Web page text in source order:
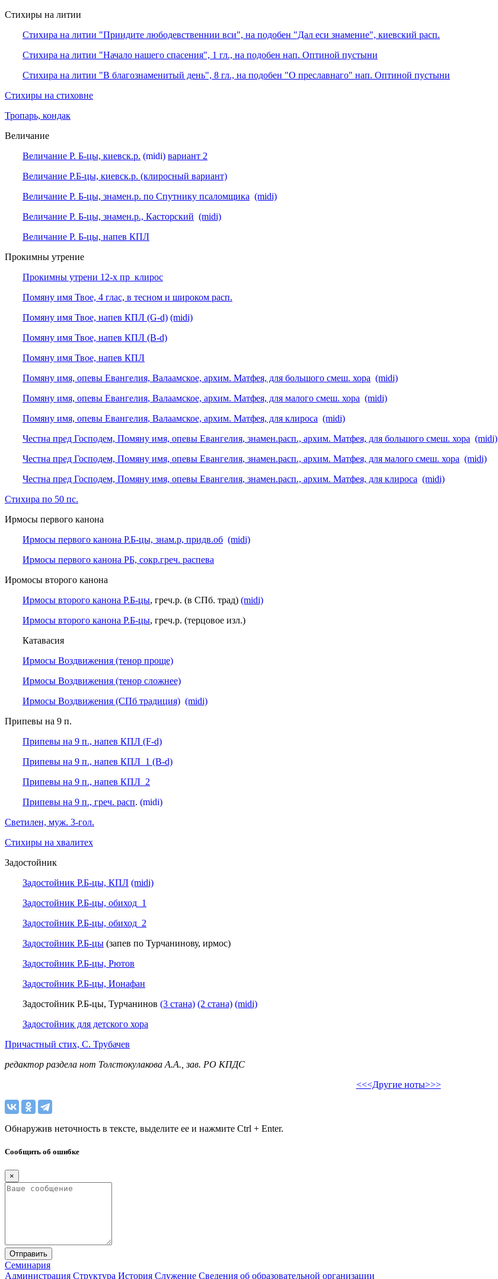
Стихиры на литии
Стихира на литии "Приидите любодевственнии вси", на подобен "Дал еси знамение", киевский расп.
Стихира на литии "Начало нашего спасения", 1 гл., на подобен нап. Оптиной пустыни
Стихира на литии "В благознаменитый день", 8 гл., на подобен "О преславнаго" нап. Оптиной пустыни
Стихиры на стиховне
Тропарь, кондак
Величание
Величание Р. Б-цы, киевск.р. (midi) вариант 2
Величание Р.Б-цы, киевск.р. (клиросный вариант)
Величание Р. Б-цы, знамен.р. по Спутнику псаломщика (midi)
Величание Р. Б-цы, знамен.р., Касторский (midi)
Величание Р. Б-цы, напев КПЛ
Прокимны утрение
Прокимны утрени 12-х пр_клирос
Помяну имя Твое, 4 глас, в тесном и широком расп.
Помяну имя Твое, напев КПЛ (G-d) (midi)
Помяну имя Твое, напев КПЛ (B-d)
Помяну имя Твое, напев КПЛ
Помяну имя, опевы Евангелия, Валаамское, архим. Матфея, для большого смеш. хора (midi)
Помяну имя, опевы Евангелия, Валаамское, архим. Матфея, для малого смеш. хора (midi)
Помяну имя, опевы Евангелия, Валаамское, архим. Матфея, для клироса (midi)
Честна пред Господем, Помяну имя, опевы Евангелия, знамен.расп., архим. Матфея, для большого смеш. хора (midi)
Честна пред Господем, Помяну имя, опевы Евангелия, знамен.расп., архим. Матфея, для малого смеш. хора (midi)
Честна пред Господем, Помяну имя, опевы Евангелия, знамен.расп., архим. Матфея, для клироса (midi)
Стихира по 50 пс.
Ирмосы первого канона
Ирмосы первого канона Р.Б-цы, знам.р, придв.об (midi)
Ирмосы первого канона РБ, сокр.греч. распева
Иромосы второго канона
Ирмосы второго канона Р.Б-цы, греч.р. (в СПб. трад) (midi)
Ирмосы второго канона Р.Б-цы, греч.р. (терцовое изл.)
Катавасия
Ирмосы Воздвижения (тенор проще)
Ирмосы Воздвижения (тенор сложнее)
Ирмосы Воздвижения (СПб традиция) (midi)
Припевы на 9 п.
Припевы на 9 п., напев КПЛ (F-d)
Припевы на 9 п., напев КПЛ_1 (B-d)
Припевы на 9 п., напев КПЛ_2
Припевы на 9 п., греч. расп. (midi)
Светилен, муж. 3-гол.
Стихиры на хвалитех
Задостойник
Задостойник Р.Б-цы, КПЛ (midi)
Задостойник Р.Б-цы, обиход_1
Задостойник Р.Б-цы, обиход_2
Задостойник Р.Б-цы (запев по Турчанинову, ирмос)
Задостойник Р.Б-цы, Рютов
Задостойник Р.Б-цы, Ионафан
Задостойник Р.Б-цы, Турчанинов (3 стана) (2 стана) (midi)
Задостойник для детского хора
Причастный стих, С. Трубачев
редактор раздела нот Толстокулакова А.А., зав. РО КПДС
<<<Другие ноты>>>
Обнаружив неточность в тексте, выделите ее и нажмите Ctrl + Enter.
Сообщить об ошибке
×
Отправить
Семинария
Администрация Структура История Служение Сведения об образовательной организации